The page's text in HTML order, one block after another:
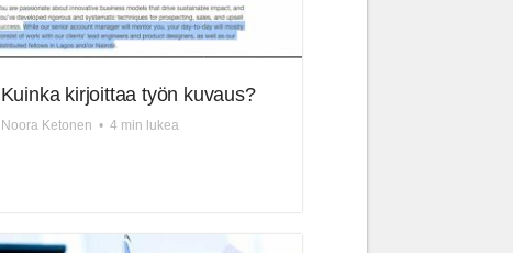
Kuinka kirjoittaa työn kuvaus?
Noora Ketonen • 4 min lukea